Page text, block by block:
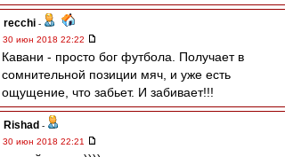
recchi -
30 июн 2018 22:22
Кавани - просто бог футбола. Получает в
сомнительной позиции мяч, и уже есть
ощущение, что забьет. И забивает!!!
Rishad -
30 июн 2018 22:21